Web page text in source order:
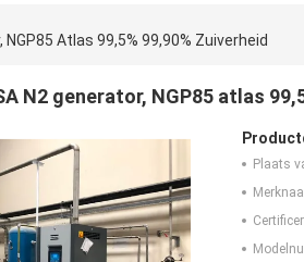
NGP85 Atlas 99,5% 99,90% Zuiverheid
N2 generator, NGP85 atlas
Plaats